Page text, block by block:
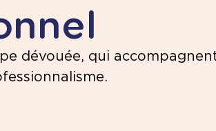
dévouée, qui